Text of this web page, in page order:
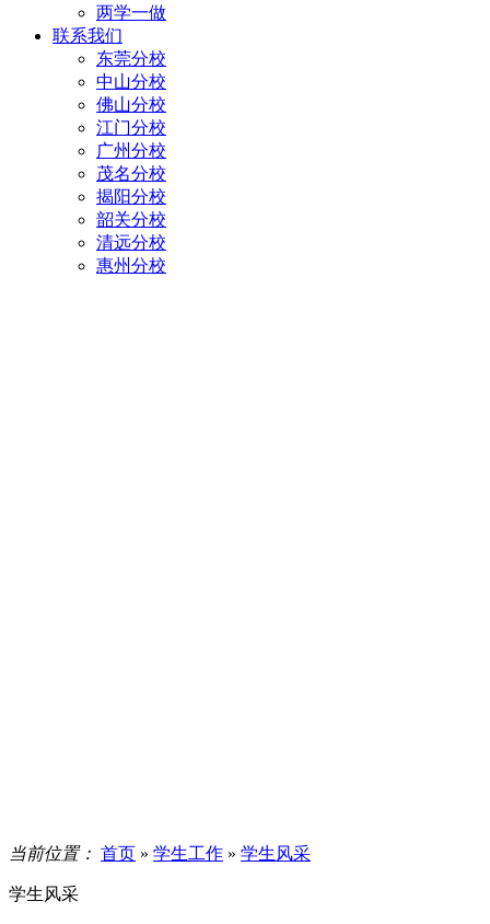
两学一做
联系我们
东莞分校
中山分校
佛山分校
江门分校
广州分校
茂名分校
揭阳分校
韶关分校
清远分校
惠州分校
当前位置： 首页 » 学生工作 » 学生风采
学生风采